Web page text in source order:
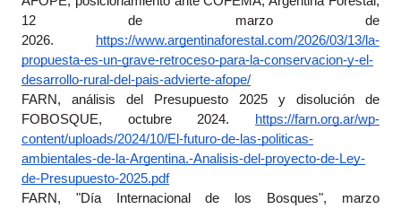
12 de marzo de
2026.
https://www.argentinaforestal.com/2026/03/13/la-
propuesta-es-un-grave-retroceso-para-la-conservacion-y-el-
desarrollo-rural-del-pais-advierte-afope/
FARN, análisis del Presupuesto 2025 y disolución de
FOBOSQUE, octubre 2024.
https://farn.org.ar/wp-
content/uploads/2024/10/El-futuro-de-las-politicas-
ambientales-de-la-Argentina.-Analisis-del-proyecto-de-Ley-
de-Presupuesto-2025.pdf
FARN, "Día Internacional de los Bosques", marzo